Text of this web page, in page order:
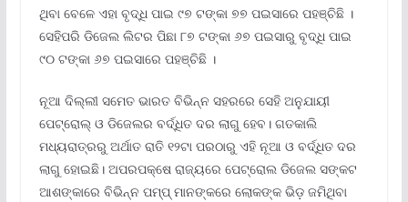
ଥିବା ବେଳେ ଏହା ବୃଦ୍ଧି ପାଇ ୯୭ ଟଙ୍କା ୭୭ ପଇସାରେ ପହଞ୍ଚିଛି ।
ସେହିପରି ଡିଜେଲ ଲିଟର ପିଛା ୮୭ ଟଙ୍କା ୬୭ ପଇସାରୁ ବୃଦ୍ଧି ପାଇ
୯୦ ଟଙ୍କା ୬୭ ପଇସାରେ ପହଞ୍ଚିଛି ।
ନୂଆ ଦିଲ୍ଲୀ ସମେତ ଭାରତ ବିଭିନ୍ନ ସହରରେ ସେହି ଅନୁଯାୟୀ
ପେଟ୍ରୋଲ୍ ଓ ଡିଜେଲର ବର୍ଦ୍ଧିତ ଦର ଲାଗୁ ହେବ। ଗତକାଲି
ମଧ୍ୟରାତ୍ରରୁ ଅର୍ଥାତ ରାତି ୧୨ଟା ପରଠାରୁ ଏହି ନୂଆ ଓ ବର୍ଦ୍ଧିତ ଦର
ଲାଗୁ ହୋଇଛି। ଅପରପକ୍ଷେ ରାଜ୍ୟରେ ପେଟ୍ରୋଲ ଡିଜେଲ ସଙ୍କଟ
ଆଶଙ୍କାରେ ବିଭିନ୍ନ ପମ୍ପ୍ ମାନଙ୍କରେ ଲୋକଙ୍କ ଭିଡ଼ ଜମିଥିବା